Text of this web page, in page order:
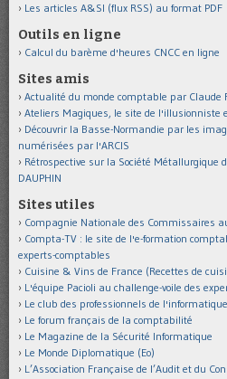
Les articles A&SI (flux RSS) au format PDF
Outils en ligne
Calcul du barème d'heures CNCC en ligne
Sites amis
Actualité du monde comptable par Claude
Ateliers Magiques, le site de l'illusionniste
Découvrir la Basse-Normandie par les
numérisées par l'ARCIS
Rétrospective sur la Société Métallurgique
DAUPHIN
Sites utiles
Compagnie Nationale des Commissaires
Compta-TV : le site de l'e-formation
experts-comptables
Cuisine & Vins de France (Recettes de
L'équipe Pacioli au challenge-voile des
Le club des professionnels de l'informatique
Le forum français de la comptabilité
Le Magazine de la Sécurité Informatique
Le Monde Diplomatique (Eo)
L’Association Française de l’Audit et du